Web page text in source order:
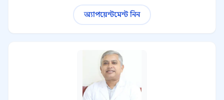
অ্যাপয়েন্টমেন্ট নিন